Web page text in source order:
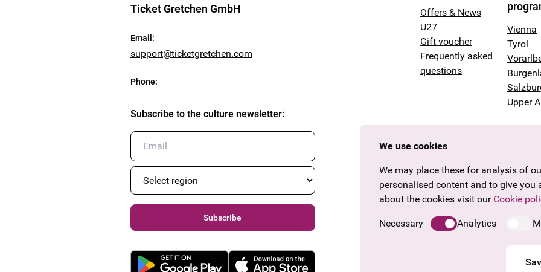
Ticket Gretchen GmbH
Email :
support@ticketgretchen.com
Phone:
Subscribe to the culture newsletter:
Subscribe
Offers & News
U27
Gift voucher
Frequently asked
questions
Vienna
Tyrol
Upper
We use cookies
We may place these for analysis of
personalised content and to give you
about the cookies visit our Cookie
Necessary Analytics